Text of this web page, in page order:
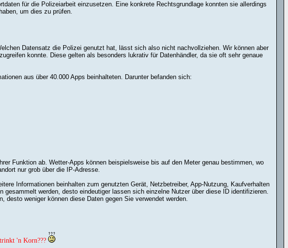
für die Polizeiarbeit einzusetzen. Eine konkrete Rechtsgrundlage konnten sie allerdings
um dies zu prüfen.
Datensatz die Polizei genutzt hat, lässt sich also nicht nachvollziehen. Wir können aber
konnte. Diese gelten als besonders lukrativ für Datenhändler, da sie oft sehr genaue
aus über 40.000 Apps beinhalteten. Darunter befanden sich:
Funktion ab. Wetter-Apps können beispielsweise bis auf den Meter genau bestimmen, wo
nur grob über die IP-Adresse.
Informationen beinhalten zum genutzten Gerät, Netzbetreiber, App-Nutzung, Kaufverhalten
werden, desto eindeutiger lassen sich einzelne Nutzer über diese ID identifizieren.
desto weniger können diese Daten gegen Sie verwendet werden.
'n Korn???